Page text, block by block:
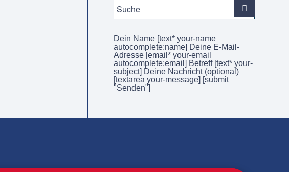
Dein Name [text* your-name
autocomplete:name] Deine E-Mail-
Adresse [email* your-email
autocomplete:email] Betreff [text* your-
subject] Deine Nachricht (optional)
[textarea your-message] [submit
"Senden"]